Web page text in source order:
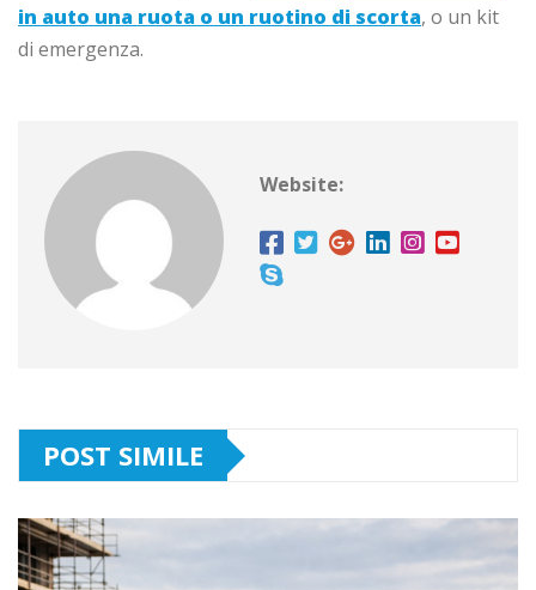
in auto una ruota o un ruotino di scorta, o un kit
di emergenza.
Website:
POST SIMILE